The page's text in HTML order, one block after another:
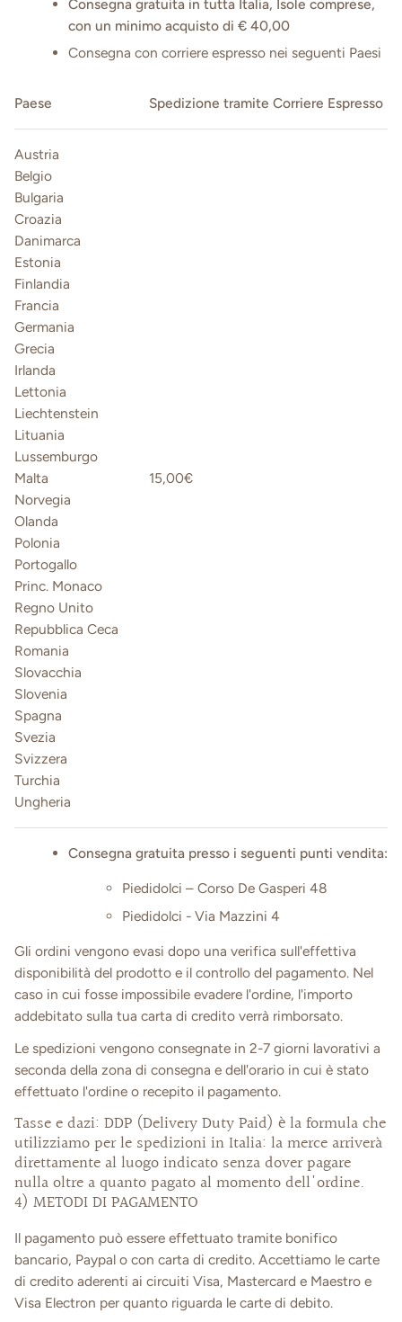
Consegna gratuita in tutta Italia, Isole comprese,
con un minimo acquisto di € 40,00
Consegna con corriere espresso nei seguenti Paesi
Paese Spedizione tramite Corriere Espresso
Austria
Belgio
Bulgaria
Croazia
Danimarca
Estonia
Finlandia
Francia
Germania
Grecia
Irlanda
Lettonia
Liechtenstein
Lituania
Lussemburgo
Malta
Norvegia
Olanda
Polonia
Portogallo
Princ. Monaco
Regno Unito
Repubblica Ceca
Romania
Slovacchia
Slovenia
Spagna
Svezia
Svizzera
Turchia
Ungheria
15,00€
Consegna gratuita presso i seguenti punti vendita:
Piedidolci – Corso De Gasperi 48
Piedidolci - Via Mazzini 4
Gli ordini vengono evasi dopo una verifica sull'effettiva
disponibilità del prodotto e il controllo del pagamento. Nel
caso in cui fosse impossibile evadere l'ordine, l'importo
addebitato sulla tua carta di credito verrà rimborsato.
Le spedizioni vengono consegnate in 2-7 giorni lavorativi a
seconda della zona di consegna e dell'orario in cui è stato
effettuato l'ordine o recepito il pagamento.
Tasse e dazi: DDP (Delivery Duty Paid) è la formula che
utilizziamo per le spedizioni in Italia: la merce arriverà
direttamente al luogo indicato senza dover pagare
nulla oltre a quanto pagato al momento dell'ordine.
4) METODI DI PAGAMENTO
Il pagamento può essere effettuato tramite bonifico
bancario, Paypal o con carta di credito. Accettiamo le carte
di credito aderenti ai circuiti Visa, Mastercard e Maestro e
Visa Electron per quanto riguarda le carte di debito.